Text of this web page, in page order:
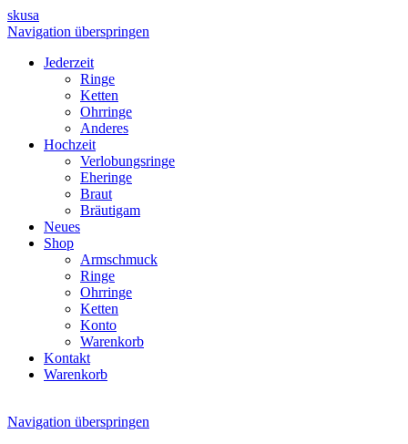
skusa
Navigation überspringen
Jederzeit
Ringe
Ketten
Ohrringe
Anderes
Hochzeit
Verlobungsringe
Eheringe
Braut
Bräutigam
Neues
Shop
Armschmuck
Ringe
Ohrringe
Ketten
Konto
Warenkorb
Kontakt
Warenkorb
Navigation überspringen